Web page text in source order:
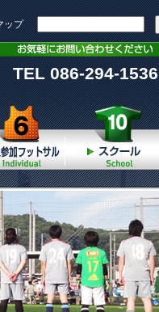
ップ
TEL 086-294-1536
個人参加